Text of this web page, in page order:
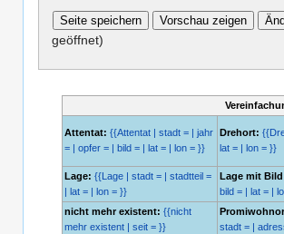
geöffnet)
Attentat: {{Attentat | stadt = | jahr
= | opfer = | bild = | lat = | lon = }}
Drehort:
lat = | lon = }}
Lage: {{Lage | stadt = | stadtteil =
| lat = | lon = }}
Lage mit
bild = | lat = |
nicht mehr existent: {{nicht
mehr existent | seit = }}
stadt = |